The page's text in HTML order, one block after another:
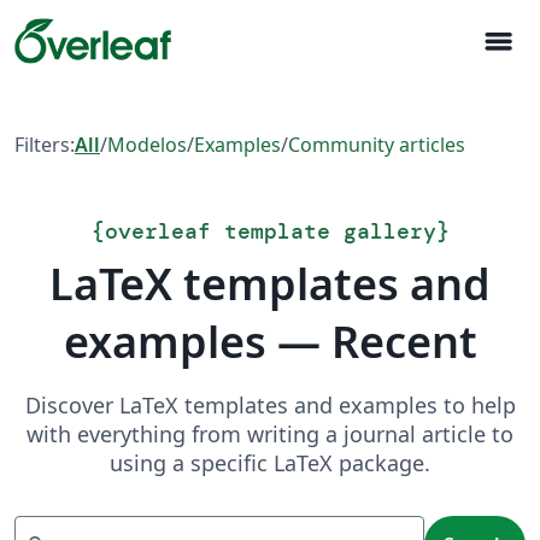
menu
Filters:All/Modelos/Examples/Community articles
{overleaf template gallery}
LaTeX templates and
examples — Recent
Discover LaTeX templates and examples to help
with everything from writing a journal article to
using a specific LaTeX package.